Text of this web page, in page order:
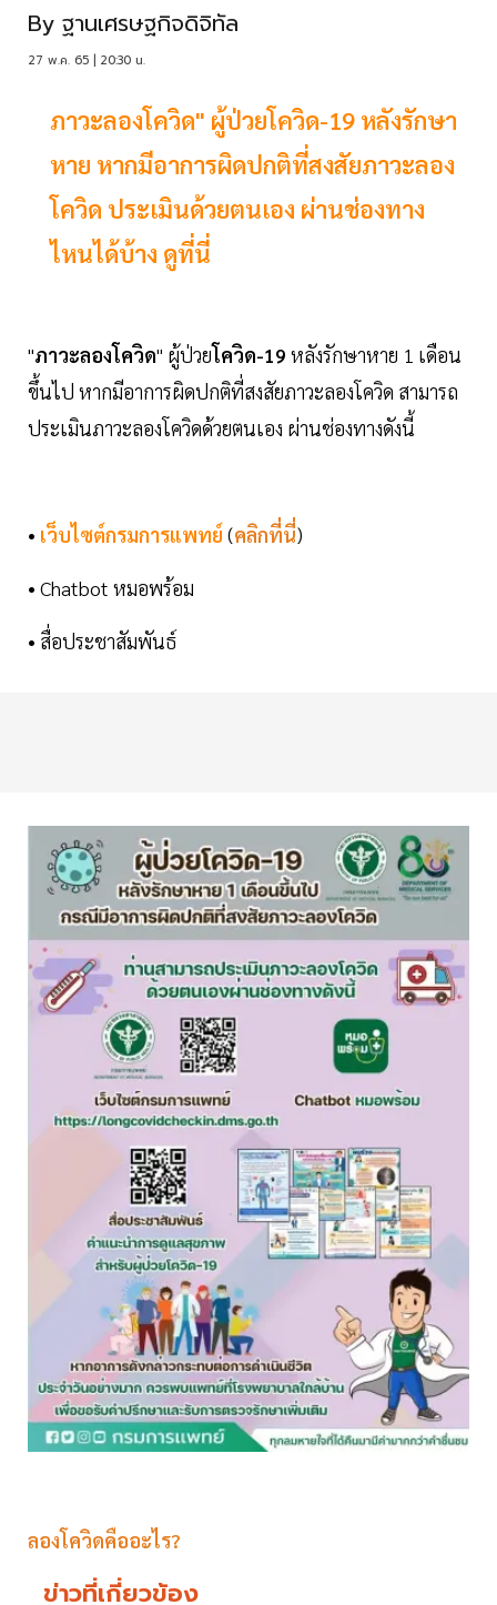
By ฐานเศรษฐกิจดิจิทัล
27 พ.ค. 65 | 20:30 น.
ภาวะลองโควิด" ผู้ป่วยโควิด-19 หลังรักษา
หาย หากมีอาการผิดปกติที่สงสัยภาวะลอง
โควิด ประเมินด้วยตนเอง ผ่านช่องทาง
ไหนได้บ้าง ดูที่นี่
"ภาวะลองโควิด" ผู้ป่วยโควิด-19 หลังรักษาหาย 1 เดือน
ขึ้นไป หากมีอาการผิดปกติที่สงสัยภาวะลองโควิด สามารถ
ประเมินภาวะลองโควิดด้วยตนเอง ผ่านช่องทางดังนี้
• เว็บไซต์กรมการแพทย์ (คลิกที่นี่)
• Chatbot หมอพร้อม
• สื่อประชาสัมพันธ์
ลองโควิดคืออะไร?
ข่าวที่เกี่ยวข้อง